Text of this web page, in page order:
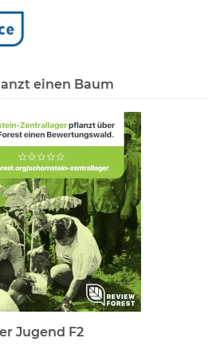
einen Baum
Jugend F2